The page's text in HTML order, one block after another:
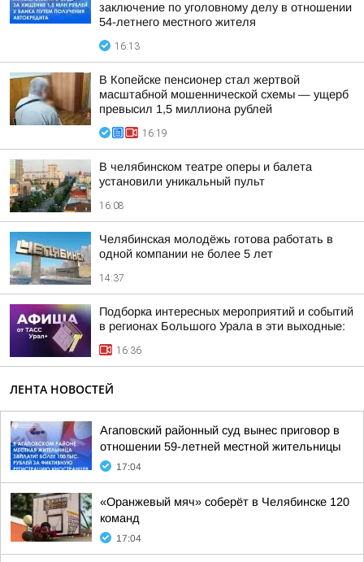
заключение по уголовному делу в отношении
54-летнего местного жителя
16:13
В Копейске пенсионер стал жертвой
масштабной мошеннической схемы — ущерб
превысил 1,5 миллиона рублей
16:19
В челябинском театре оперы и балета
установили уникальный пульт
16:08
Челябинская молодёжь готова работать в
одной компании не более 5 лет
14:37
Подборка интересных мероприятий и событий
в регионах Большого Урала в эти выходные:
16:36
ЛЕНТА НОВОСТЕЙ
Агаповский районный суд вынес приговор в
отношении 59-летней местной жительницы
17:04
«Оранжевый мяч» соберёт в Челябинске 120
команд
17:04